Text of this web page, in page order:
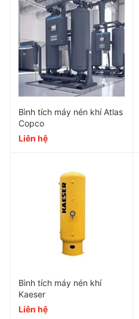
Hàng chính hãng
minh nguồn gốc.
Bảo hành [thời gian
Miễn phí vận chuyển
Đổi trả trong vòng
sản xuất.
Bình tích máy nén khí Atlas
Copco
Liên hệ
Bình tích máy nén khí
Kaeser
Liên hệ